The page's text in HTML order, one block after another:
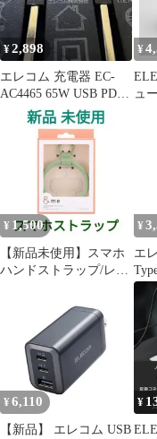
¥2,898
エレコム 充電器 EC-
AC4465 65W USB PD対
応 3ポート
¥
ュ
ク
¥ 1,500
【新品未使用】スマホ
ハンドストラップ/レザ
¥
エ
PD
グ
合
¥ 6,110
【新品】 エレコム USB
¥